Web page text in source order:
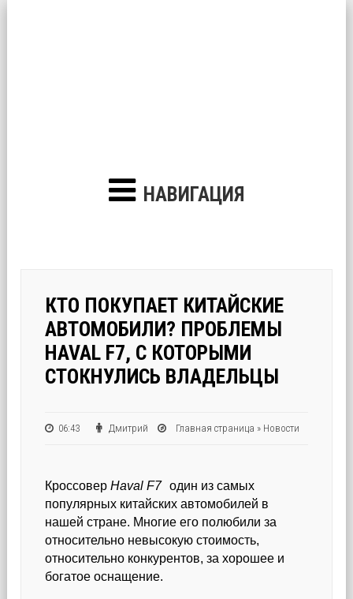
НАВИГАЦИЯ
КТО ПОКУПАЕТ КИТАЙСКИЕ
АВТОМОБИЛИ? ПРОБЛЕМЫ
HAVAL F7, С КОТОРЫМИ
СТОКНУЛИСЬ ВЛАДЕЛЬЦЫ
06:43 Дмитрий Главная страница » Новости
КроссоверHaval F7 один из самых
популярных китайских автомобилей в
нашей стране. Многие его полюбили за
относительно невысокую стоимость,
относительно конкурентов, за хорошее и
богатое оснащение.